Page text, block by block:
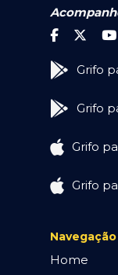
Grifo
Grifo
Grifo
Grifo
Navegação
Home